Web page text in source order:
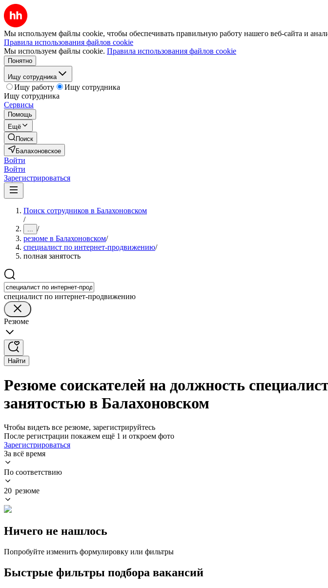
Мы используем файлы cookie, чтобы обеспечивать правильную работу нашего веб-сайта и
Правила использования файлов cookie
Мы используем файлы cookie. Правила использования файлов cookie
Понятно
Ищу сотрудника
Ищу работу
Ищу сотрудника
Ищу сотрудника
Сервисы
Помощь
Ещё
Поиск
Балахоновское
Войти
Войти
Зарегистрироваться
Поиск сотрудников в Балахоновском
/
... /
резюме в Балахоновском/
специалист по интернет-продвижению/
полная занятость
специалист по интернет-продвижению
Резюме
Найти
Резюме соискателей на должность
занятостью в Балахоновском
Чтобы видеть все резюме, зарегистрируйтесь
После регистрации покажем ещё 1 и откроем фото
Зарегистрироваться
За всё время
По соответствию
20 резюме
Ничего не нашлось
Попробуйте изменить формулировку или фильтры
Быстрые фильтры подбора вакансий